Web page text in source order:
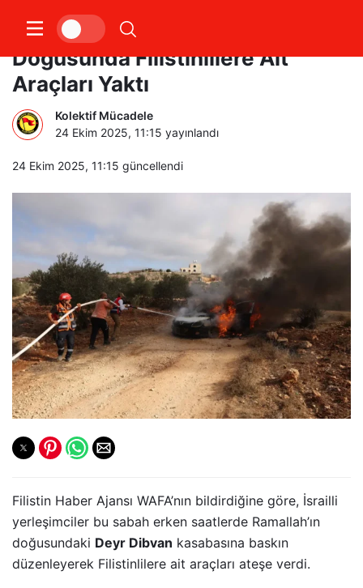
İsrailli Yerleşimciler Ramallah’ın
Doğusunda Filistinlilere Ait
Araçları Yaktı
Kolektif Mücadele
24 Ekim 2025, 11:15 yayınlandı
24 Ekim 2025, 11:15 güncellendi
Filistin Haber Ajansı WAFA’nın bildirdiğine göre, İsrailli
yerleşimciler bu sabah erken saatlerde Ramallah’ın
doğusundaki Deyr Dibvan kasabasına baskın
düzenleyerek Filistinlilere ait araçları ateşe verdi.